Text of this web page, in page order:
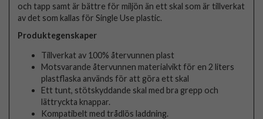
och tapp samt är bättre för miljön än ett skal som är tillverkat
av det som kallas för Single Use plastic.
Produktegenskaper
Tillverkat av 100% återvunnen plast
Motsvarande återvunnen materialvikt för en 2 liters
plastflaska används för att göra ett skal
Ett tunt, stötskyddande skal med bra grepp och
lättryckta knappar.
Kompatibelt med trådlös laddning.